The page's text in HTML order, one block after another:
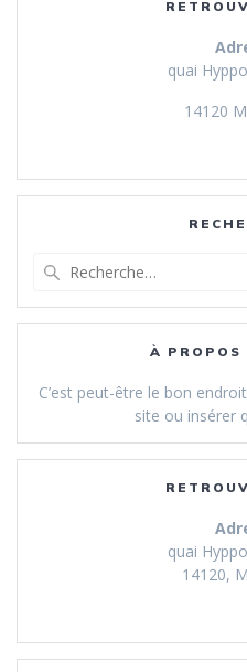
quai
14120
À PROPOS
C’est peut-être le bon
site ou insérer
quai
14120,